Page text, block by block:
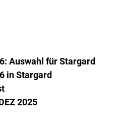
Auswahl für Stargard
in Stargard
2025